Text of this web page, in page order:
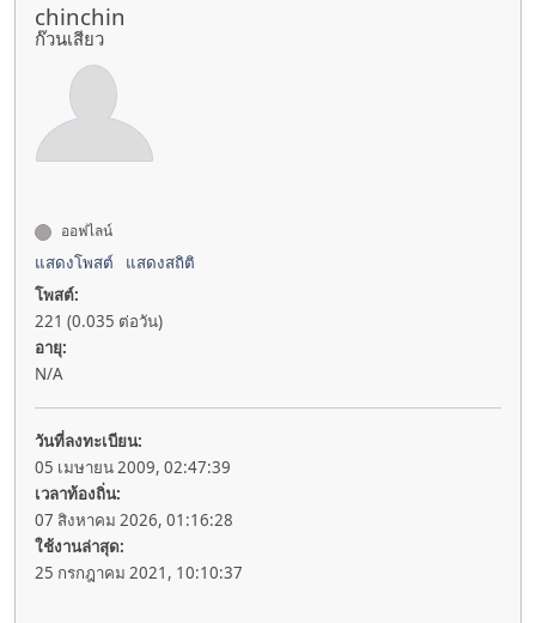
chinchin
ก๊วนเสียว
ออฟไลน์
แสดงโพสต์
แสดงสถิติ
โพสต์:
221 (0.035 ต่อวัน)
อายุ:
N/A
วันที่ลงทะเบียน:
05 เมษายน 2009, 02:47:39
เวลาท้องถิ่น:
07 สิงหาคม 2026, 01:16:28
ใช้งานล่าสุด:
25 กรกฎาคม 2021, 10:10:37